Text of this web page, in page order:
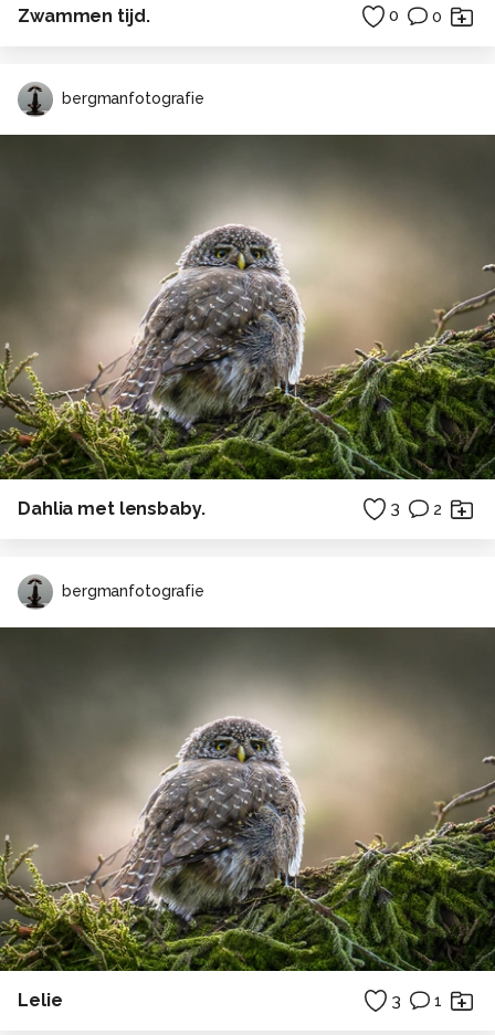
Zwammen tijd. 0 0
bergmanfotografie
Dahlia met lensbaby. 3 2
bergmanfotografie
Lelie 3 1